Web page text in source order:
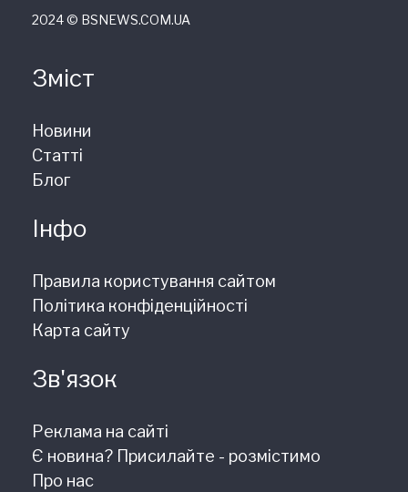
2024 © ВSNEWS.COM.UA
Зміст
Новини
Статті
Блог
Інфо
Правила користування сайтом
Політика конфіденційності
Карта сайту
Зв'язок
Реклама на сайті
Є новина? Присилайте - розмістимо
Про нас